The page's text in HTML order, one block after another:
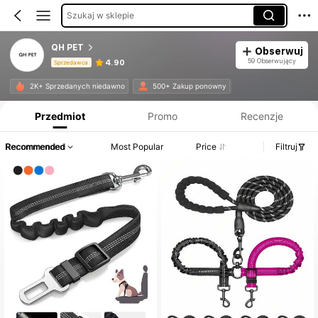
Szukaj w sklepie
QH PET
Sprzedawca 4.90
Obserwuj
59 Obserwujący
2K+ Sprzedanych niedawno 500+ Zakup ponowny
Przedmiot Promo Recenzje
Recommended Most Popular Price Filtruj